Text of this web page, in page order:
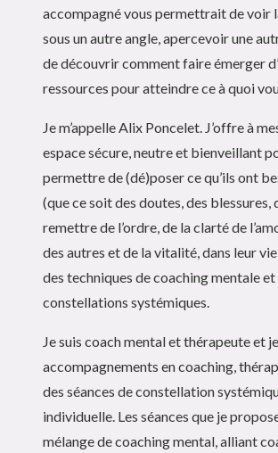
accompagné vous permettrait de voir
sous un autre angle, apercevoir une
de découvrir comment faire émerger
ressources pour atteindre ce à quoi
Je m’appelle Alix Poncelet. J’offre à
espace sécure, neutre et bienveillant
permettre de (dé)poser ce qu’ils ont
(que ce soit des doutes, des blessures,
remettre de l’ordre, de la clarté de
des autres et de la vitalité, dans leur
des techniques de coaching mentale et
constellations systémiques.
Je suis coach mental et thérapeute et
accompagnements en coaching,
des séances de constellation
individuelle. Les séances que je
mélange de coaching mental, alliant